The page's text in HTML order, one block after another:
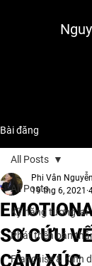
Bài đăng
All Posts
Kỹ năng tương lai
Phát triển bản
Franchise & Kinh
All Posts
SƠ CỨU
CẢM XÚC
Phi Vân Nguyễn
19 thg 6, 2021